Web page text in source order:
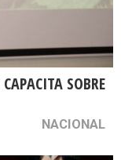
SOBRE
NACIONAL